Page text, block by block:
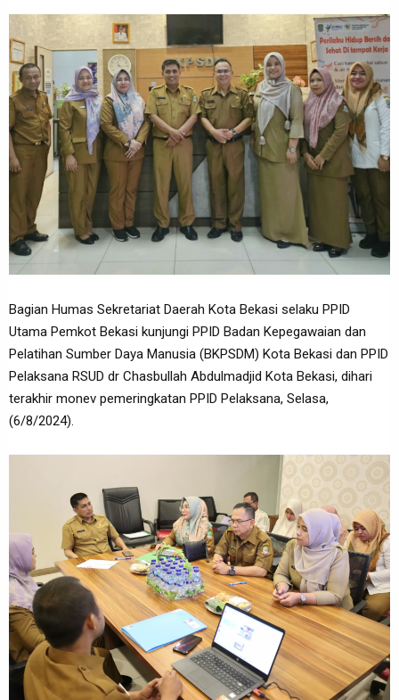
Bagian Humas Sekretariat Daerah Kota Bekasi selaku PPID
Utama Pemkot Bekasi kunjungi PPID Badan Kepegawaian dan
Pelatihan Sumber Daya Manusia (BKPSDM) Kota Bekasi dan PPID
Pelaksana RSUD dr Chasbullah Abdulmadjid Kota Bekasi, dihari
terakhir monev pemeringkatan PPID Pelaksana, Selasa,
(6/8/2024).